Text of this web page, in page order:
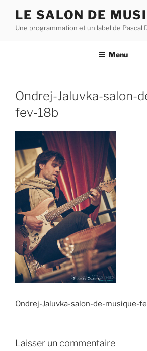
contenu
LE SALON DE
Une programmation et un label de Pascal
Menu
Ondrej-Jaluvka-salon-
fev-18b
Ondrej-Jaluvka-salon-de-musique-
Laisser un commentaire